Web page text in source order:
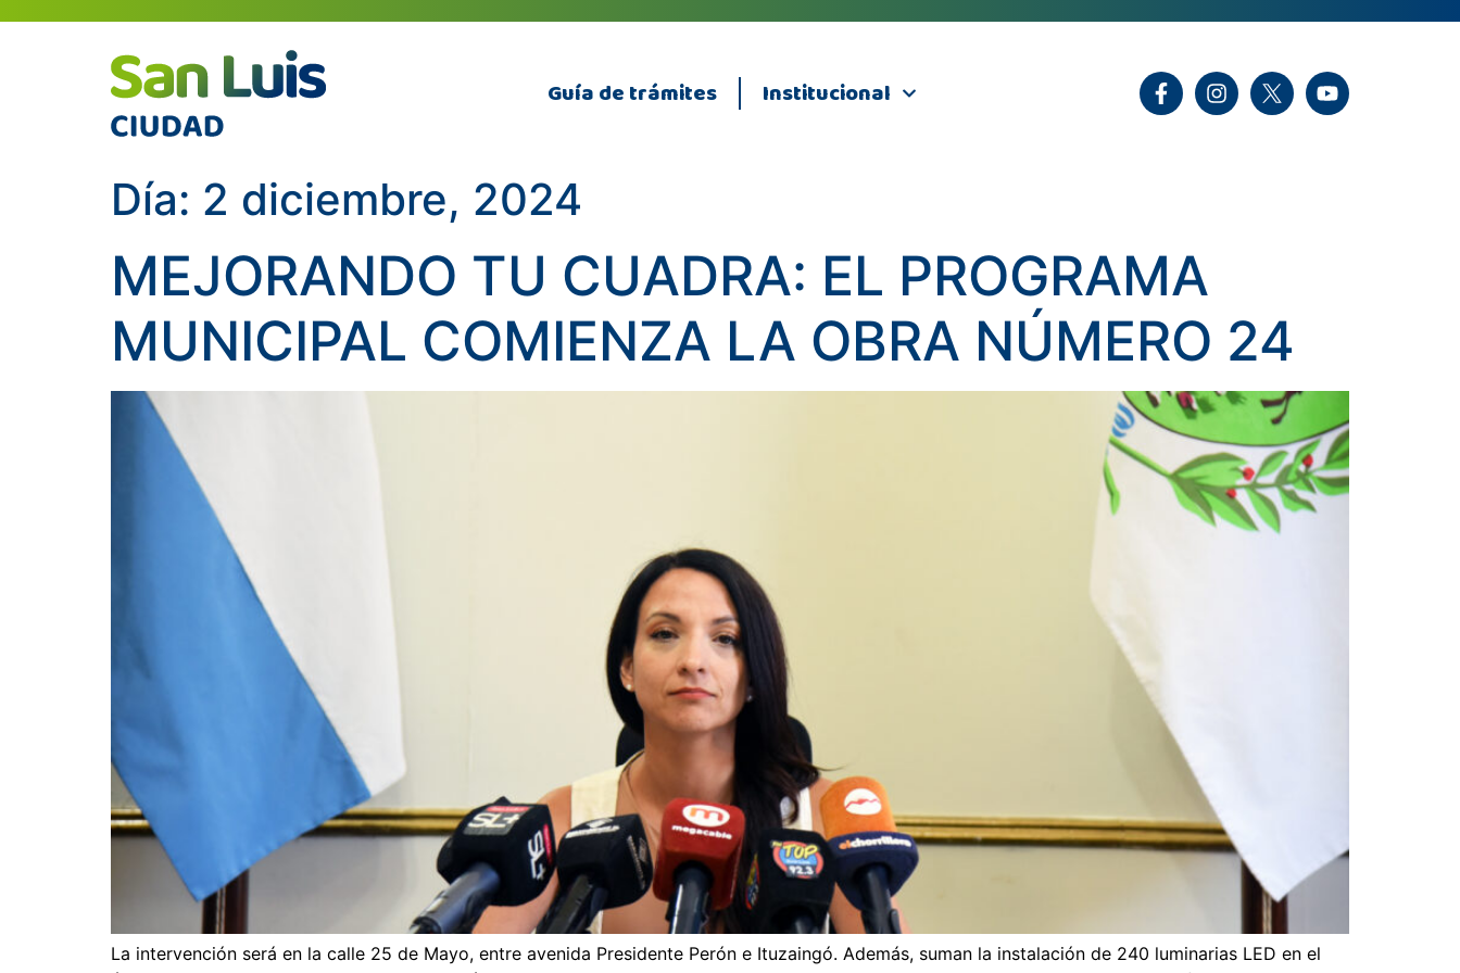
Guía de trámites Institucional
Día: 2 diciembre, 2024
MEJORANDO TU CUADRA: EL PROGRAMA
MUNICIPAL COMIENZA LA OBRA NÚMERO 24
La intervención será en la calle 25 de Mayo, entre avenida Presidente Perón e Ituzaingó. Además, suman la instalación de 240 luminarias LED en el